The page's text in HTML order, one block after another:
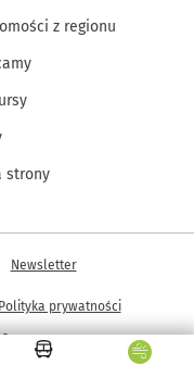
- wroclaw.pl
z regionu
strony
Newsletter
Polityka prywatności